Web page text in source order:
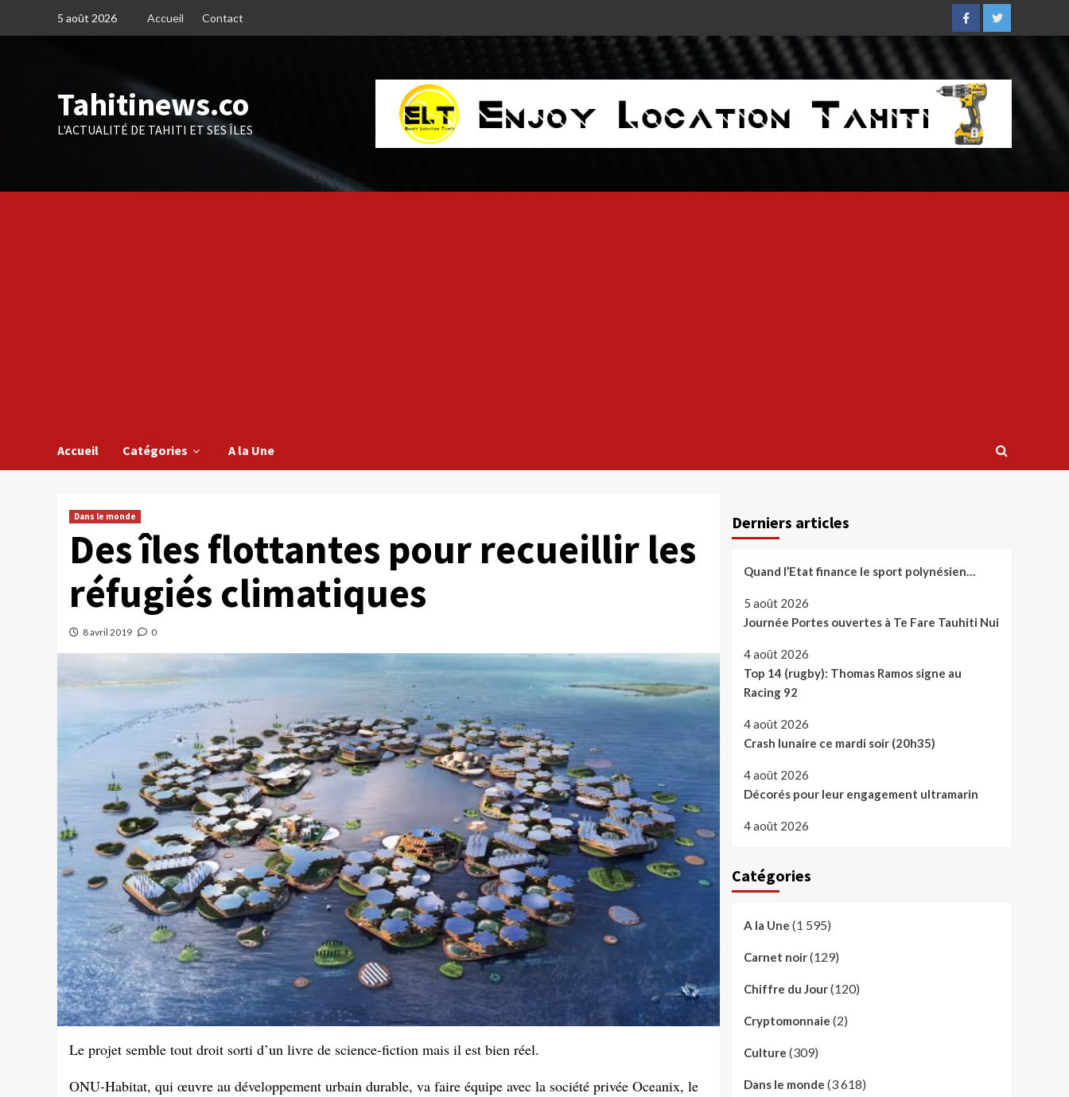
5 août 2026 Accueil Contact
FacebookTwitter
Tahitinews.co
L'ACTUALITÉ DE TAHITI ET SES ÎLES
Accueil Catégories A la Une
Dans le monde
Des îles flottantes pour recueillir les
réfugiés climatiques
8 avril 2019 0
Le projet semble tout droit sorti d’un livre de science-fiction mais il est bien réel.
ONU-Habitat, qui œuvre au développement urbain durable, va faire équipe avec la société privée Oceanix, le
Derniers articles
Quand l’Etat finance le sport polynésien…
5 août 2026
Journée Portes ouvertes à Te Fare Tauhiti Nui
4 août 2026
Top 14 (rugby): Thomas Ramos signe au
Racing 92
4 août 2026
Crash lunaire ce mardi soir (20h35)
4 août 2026
Décorés pour leur engagement ultramarin
4 août 2026
Catégories
A la Une (1 595)
Carnet noir(129)
Chiffre du Jour(120)
Cryptomonnaie (2)
Culture (309)
Dans le monde (3 618)